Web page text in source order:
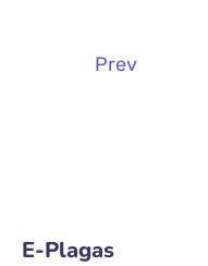
Prev
E-Plagas